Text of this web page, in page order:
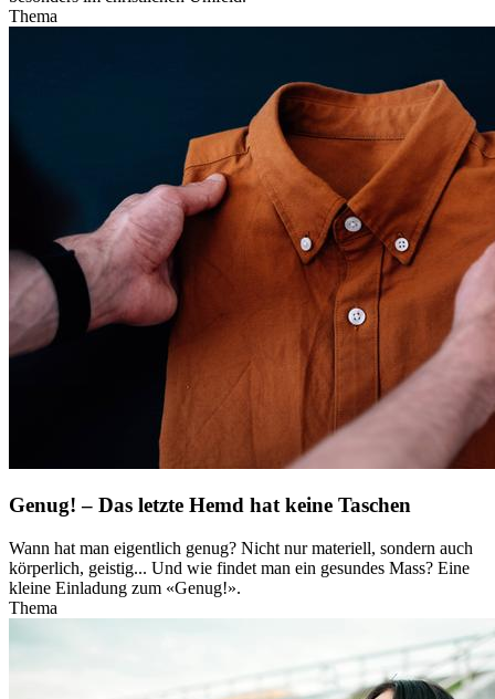
Thema
Genug! – Das letzte Hemd hat keine Taschen
Wann hat man eigentlich genug? Nicht nur materiell, sondern auch
körperlich, geistig... Und wie findet man ein gesundes Mass? Eine
kleine Einladung zum «Genug!».
Thema